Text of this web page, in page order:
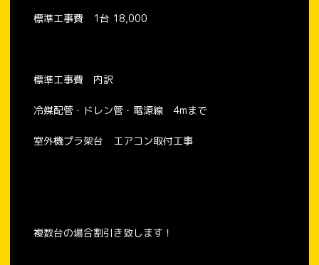
標準工事費 1台 18,000
標準工事費 内訳
冷媒配管・ドレン管・電源線 4mまで
室外機プラ架台 エアコン取付工事
複数台の場合割引き致します！